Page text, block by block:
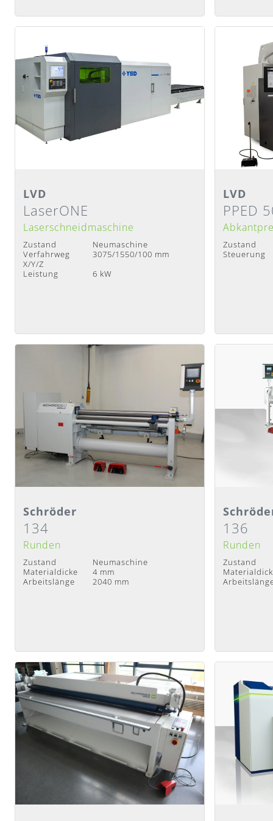
Detailansicht
Lieferzeit: Nach Absprache
LVD
LaserONE
Laserschneidmaschine
Zustand
Neumaschine
Verfahrweg
X/Y/Z
3075/1550/100 mm
Leistung
6 kW
Lieferzeit :
LVD
PPED
Zustand
Steuerung
Detailansicht
Lieferzeit
Schröder
134
Runden
Zustand
Neumaschine
Materialdicke
4 mm
Arbeitslänge
2040 mm
Lieferzeit
136
Runden
Zustand